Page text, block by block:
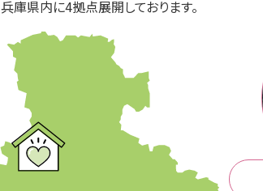
兵庫県内に4拠点展開しております。